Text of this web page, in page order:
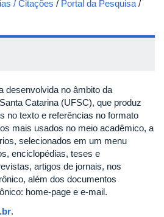
/ Citações / Portal da Pesquisa /
desenvolvida no âmbito da
Catarina (UFSC), que produz
no texto e referências no formato
mais usados no meio acadêmico, a
selecionados em um menu
enciclopédias, teses e
artigos de jornais, nos
além dos documentos
home-page e e-mail.
.